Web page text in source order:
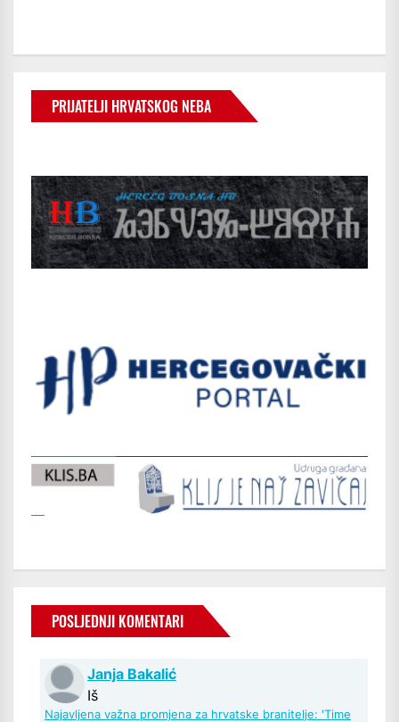
PRIJATELJI HRVATSKOG NEBA
POSLJEDNJI KOMENTARI
Janja Bakalić
Iš
Najavljena važna promjena za hrvatske branitelje: 'Time